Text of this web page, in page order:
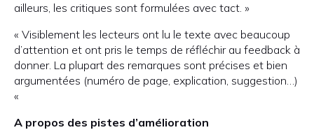
ailleurs, les critiques sont formulées avec tact. »
« Visiblement les lecteurs ont lu le texte avec beaucoup
d’attention et ont pris le temps de réfléchir au feedback à
donner. La plupart des remarques sont précises et bien
argumentées (numéro de page, explication, suggestion…)
«
A propos des pistes d’amélioration